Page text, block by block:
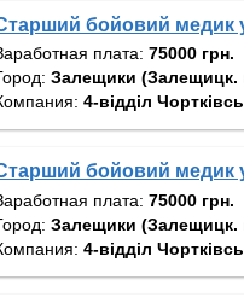
бойовий медик
плата: 75000 грн.
Залещики (Залещицк.
4-відділ
бойовий медик
плата: 75000 грн.
Залещики (Залещицк.
4-відділ